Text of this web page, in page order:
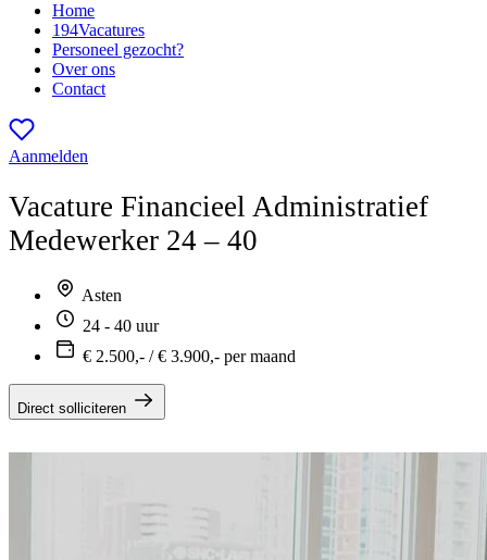
Home
194Vacatures
Personeel gezocht?
Over ons
Contact
Aanmelden
Vacature Financieel Administratief
Medewerker 24 – 40
Asten
24 - 40 uur
€ 2.500,- / € 3.900,- per maand
Direct solliciteren